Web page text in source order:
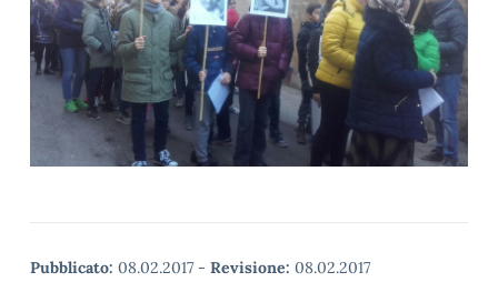
Pubblicato: 08.02.2017 - Revisione: 08.02.2017